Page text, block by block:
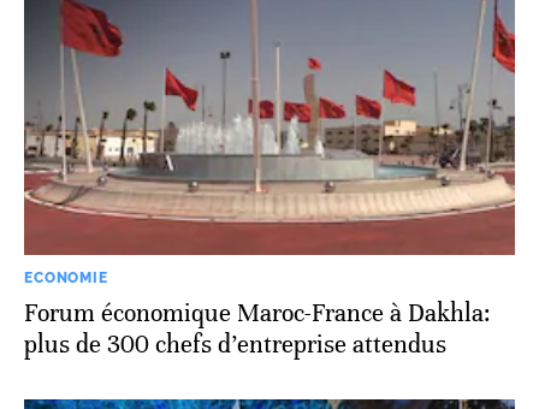
ECONOMIE
Forum économique Maroc-France à Dakhla:
plus de 300 chefs d’entreprise attendus